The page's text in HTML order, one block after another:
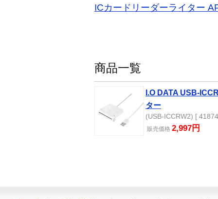
ICカードリーダーライター
商品一覧
I.O DATA USB-
ター
(USB-ICCRW2) [
販売価格 2,997円